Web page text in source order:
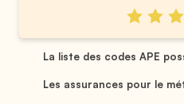
La liste des codes APE
Les assurances pour le